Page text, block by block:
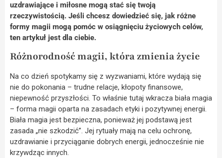
uzdrawiające i miłosne mogą stać się twoją
rzeczywistością. Jeśli chcesz dowiedzieć się, jak różne
formy magii mogą pomóc w osiągnięciu życiowych celów,
ten artykuł jest dla ciebie.
Różnorodność magii, która zmienia życie
Na co dzień spotykamy się z wyzwaniami, które wydają się
nie do pokonania – trudne relacje, kłopoty finansowe,
niepewność przyszłości. To właśnie tutaj wkracza biała magia
– forma magii oparta na zasadach etyki i pozytywnej energii.
Biała magia jest bezpieczna, ponieważ jej podstawą jest
zasada „nie szkodzić”. Jej rytuały mają na celu ochronę,
uzdrawianie i przyciąganie dobrych energii, jednocześnie nie
krzywdząc innych.